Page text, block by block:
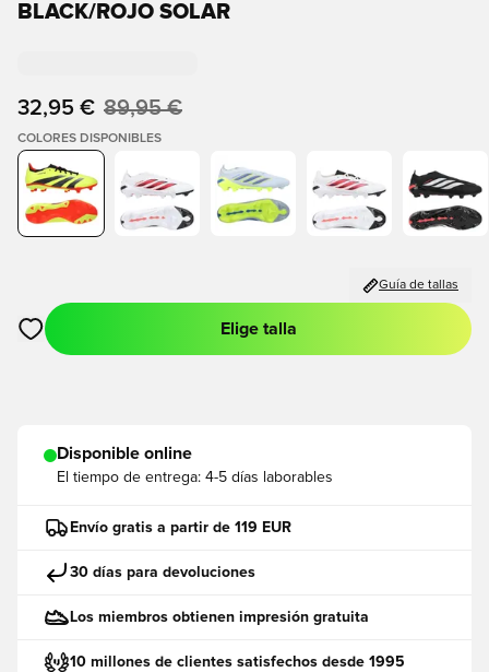
BLACK/ROJO SOLAR
32,95 € 89,95 €
COLORES DISPONIBLES
Guía de tallas
Abre un modal para iniciar sesión o registrarse como miembro
Elige talla
Disponible online
El tiempo de entrega: 4-5 días laborables
Envío gratis a partir de 119 EUR
30 días para devoluciones
Los miembros obtienen impresión gratuita
10 millones de clientes satisfechos desde 1995